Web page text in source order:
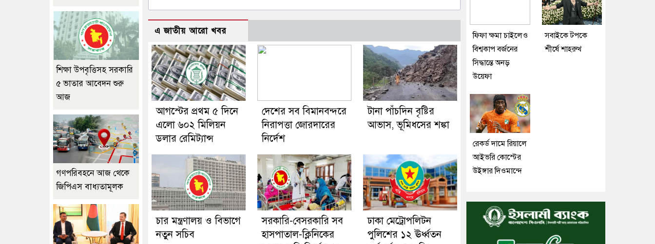
এ জাতীয় আরো খবর
আগস্টের প্রথম ৫ দিনে
এলো ৬০২ মিলিয়ন
ডলার রেমিট্যান্স
দেশের সব বিমানবন্দরে
নিরাপত্তা জোরদারের
নির্দেশ
টানা পাঁচদিন বৃষ্টির
আভাস, ভূমিধসের শঙ্কা
চার মন্ত্রণালয় ও বিভাগে
নতুন সচিব
সরকারি-বেসরকারি সব
হাসপাতাল-ক্লিনিকের
ঢাকা মেট্রোপলিটন
পুলিশের ১২ ঊর্ধ্বতন
শিক্ষা উপবৃত্তিসহ সরকারি
৫ ভাতার আবেদন শুরু
আজ
গণপরিবহনে আজ থেকে
জিপিএস বাধ্যতামূলক
ফিফা ক্ষমা চাইলেও
বিশ্বকাপ বর্জনের
সিদ্ধান্তে অনড়
উয়েফা
সবাইকে টপকে
শীর্ষে শাহরুখ
রেকর্ড দামে রিয়ালে
আইভরি কোস্টের
উইঙ্গার দিওমান্দে